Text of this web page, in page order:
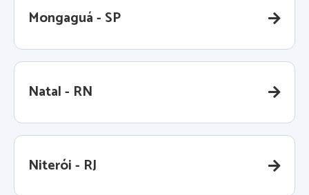
Mongaguá - SP
Natal - RN
Niterói - RJ